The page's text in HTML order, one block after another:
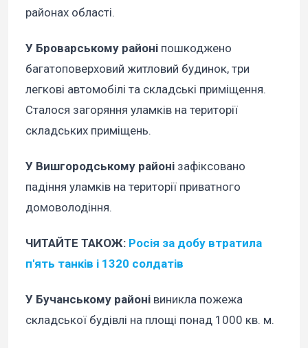
районах області.
У Броварському районі пошкоджено
багатоповерховий житловий будинок, три
легкові автомобілі та складські приміщення.
Сталося загоряння уламків на території
складських приміщень.
У Вишгородському районі зафіксовано
падіння уламків на території приватного
домоволодіння.
ЧИТАЙТЕ ТАКОЖ: Росія за добу втратила
п'ять танків і 1320 солдатів
У Бучанському районі виникла пожежа
складської будівлі на площі понад 1000 кв. м.